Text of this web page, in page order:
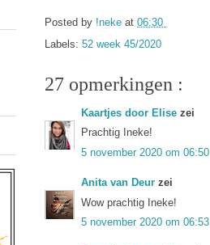
Posted by !neke at 06:30
Labels: 52 week 45/2020
27 opmerkingen :
Kaartjes door Elise zei
Prachtig Ineke!
5 november 2020 om 06:50
Anita van Deur zei
Wow prachtig Ineke!
5 november 2020 om 06:53